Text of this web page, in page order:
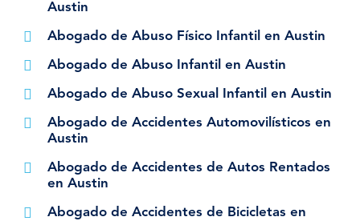
Austin
Abogado de Abuso Físico Infantil en Austin
Abogado de Abuso Infantil en Austin
Abogado de Abuso Sexual Infantil en Austin
Abogado de Accidentes Automovilísticos en
Austin
Abogado de Accidentes de Autos Rentados
en Austin
Abogado de Accidentes de Bicicletas en